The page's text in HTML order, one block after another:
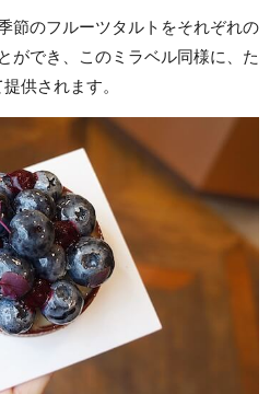
節のフルーツタルトをそれぞれの
ができ、このミラベル同様に、た
供されます。